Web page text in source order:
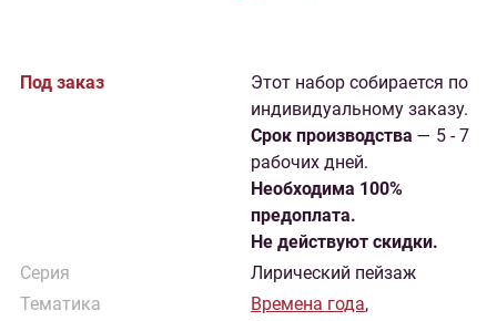
Под заказ
Этот набор собирается по
индивидуальному заказу.
Cрок производства — 5 - 7
рабочих дней.
Необходима 100%
предоплата.
Не действуют скидки.
Серия
Лирический пейзаж
Тематика
Времена года,